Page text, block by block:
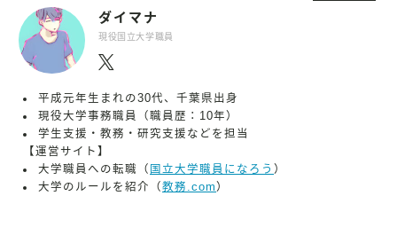
ダイマナ
現役国立大学職員
平成元年生まれの30代、千葉県出身
現役大学事務職員（職員歴：10年）
学生支援・教務・研究支援などを担当
【運営サイト】
大学職員への転職（ 国立大学職員になろう ）
大学のルールを紹介（教務.com ）